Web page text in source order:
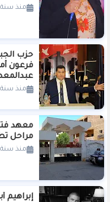
منذ سنة
حزب
فرعون
منذ سنة
معهد
مراحل
منذ سنة
إبراهيم